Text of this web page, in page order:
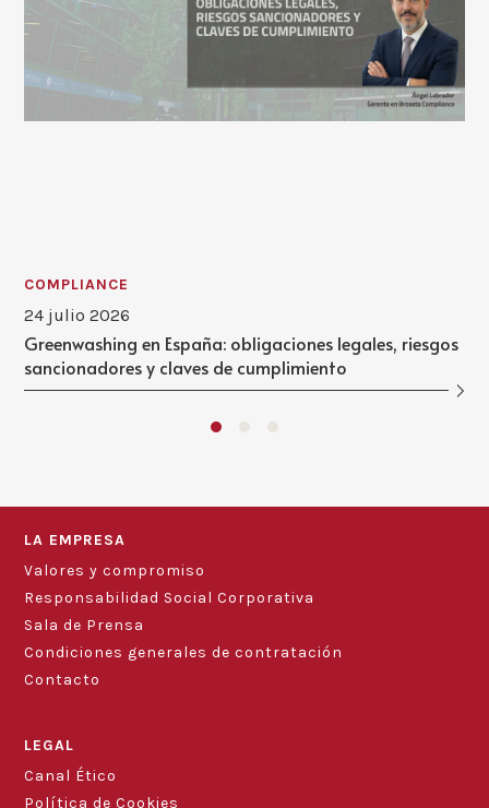
COMPLIANCE
24 julio 2026
Greenwashing en España: obligaciones legales, riesgos
sancionadores y claves de cumplimiento
LA EMPRESA
Valores y compromiso
Responsabilidad Social Corporativa
Sala de Prensa
Condiciones generales de contratación
Contacto
LEGAL
Canal Ético
Política de Cookies